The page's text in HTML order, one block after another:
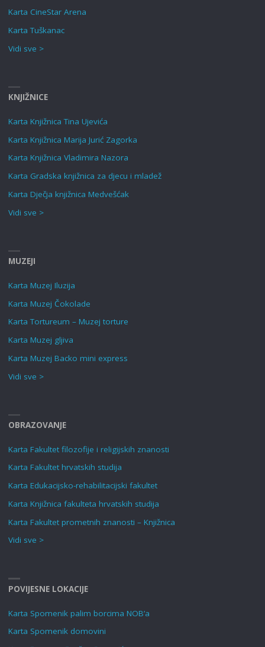
Karta CineStar Arena
Karta Tuškanac
Vidi sve >
KNJIŽNICE
Karta Knjižnica Tina Ujevića
Karta Knjižnica Marija Jurić Zagorka
Karta Knjižnica Vladimira Nazora
Karta Gradska knjižnica za djecu i mladež
Karta Dječja knjižnica Medvešćak
Vidi sve >
MUZEJI
Karta Muzej Iluzija
Karta Muzej Čokolade
Karta Tortureum – Muzej torture
Karta Muzej gljiva
Karta Muzej Backo mini express
Vidi sve >
OBRAZOVANJE
Karta Fakultet filozofije i religijskih znanosti
Karta Fakultet hrvatskih studija
Karta Edukacijsko-rehabilitacijski fakultet
Karta Knjižnica fakulteta hrvatskih studija
Karta Fakultet prometnih znanosti – Knjižnica
Vidi sve >
POVIJESNE LOKACIJE
Karta Spomenik palim borcima NOB’a
Karta Spomenik domovini